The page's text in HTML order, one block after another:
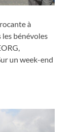
à
les bénévoles
un week-end